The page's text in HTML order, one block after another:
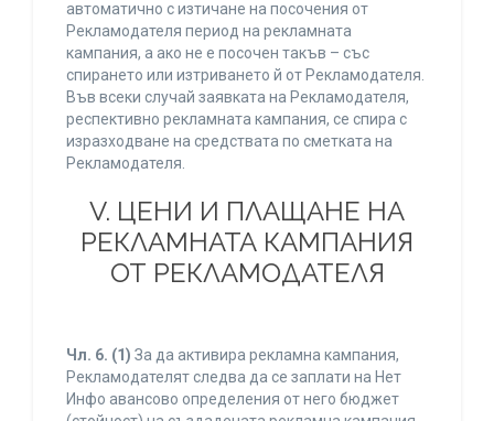
автоматично с изтичане на посочения от
Рекламодателя период на рекламната
кампания, а ако не е посочен такъв – със
спирането или изтриването й от Рекламодателя.
Във всеки случай заявката на Рекламодателя,
респективно рекламната кампания, се спира с
изразходване на средствата по сметката на
Рекламодателя.
V. ЦЕНИ И ПЛАЩАНЕ НА
РЕКЛАМНАТА КАМПАНИЯ
ОТ РЕКЛАМОДАТЕЛЯ
Чл. 6. (1) За да активира рекламна кампания,
Рекламодателят следва да се заплати на Нет
Инфо авансово определения от него бюджет